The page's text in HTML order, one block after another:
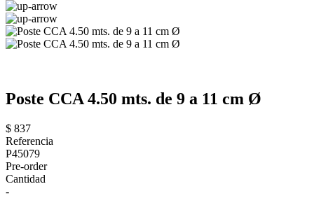
Poste CCA 4.50 mts. de 9 a 11 cm Ø
$ 837
Referencia
P45079
Pre-order
Cantidad
-